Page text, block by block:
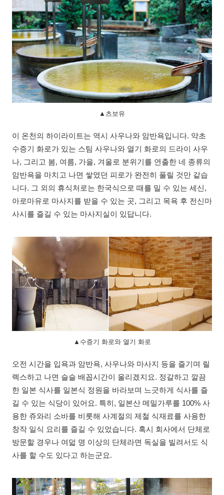
▲츠보유
이 온천의 하이라이트는 역시 사우나와 암반욕입니다. 약초
수증기 화로가 있는 스팀 사우나와 열기 화로의 드라이 사우
나, 그리고 봄, 여름, 가을, 겨울로 분위기를 연출한 네 종류의
암반욕을 마치고 나면 쌓였던 피로가 완전히 풀릴 것만 같습
니다. 그 외의 휴식처로는 한국식으로 때를 밀 수 있는 세신,
아로마유로 마사지를 받을 수 있는 곳, 그리고 목욕 후 전신마
사시를 즐길 수 있는 마사지실이 있답니다.
▲수증기 화로와 열기 화로
오전 시간을 입욕과 암반욕, 사우나와 마사지 등을 즐기며 릴
렉스하고 나면 슬슬 배꼽시간이 울리겠지요. 정갈하고 깔끔
한 일본 식사를 일본식 정원을 바라보며 느긋하게 식사를 즐
길 수 있는 식당이 있어요. 특히, 일본산 메밀가루를 100% 사
용한 쥬와리 소바를 비롯해 사계절의 제철 식재료를 사용한
창작 일식 요리를 즐길 수 있었습니다. 혹시 회사에서 단체로
방문할 경우나 여덟 명 이상의 단체라면 독실을 빌려서도 식
사를 할 수도 있다고 하는군요.